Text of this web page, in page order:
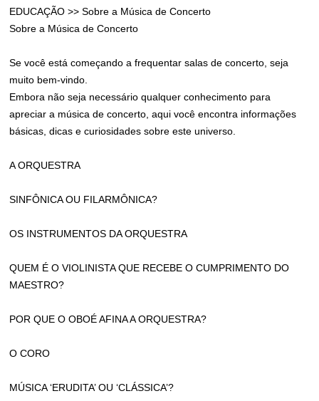
EDUCAÇÃO >> Sobre a Música de Concerto
Sobre a Música de Concerto
Se você está começando a frequentar salas de concerto, seja
muito bem-vindo.
Embora não seja necessário qualquer conhecimento para
apreciar a música de concerto, aqui você encontra informações
básicas, dicas e curiosidades sobre este universo.
A ORQUESTRA
SINFÔNICA OU FILARMÔNICA?
OS INSTRUMENTOS DA ORQUESTRA
QUEM É O VIOLINISTA QUE RECEBE O CUMPRIMENTO DO
MAESTRO?
POR QUE O OBOÉ AFINA A ORQUESTRA?
O CORO
MÚSICA ‘ERUDITA’ OU ‘CLÁSSICA’?